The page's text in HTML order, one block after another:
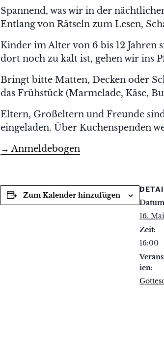
Spannend, was wir in der
Entlang von Rätseln zum Lesen,
Kinder im Alter von 6 bis 12 Jahren
dort noch zu kalt ist, gehen wir ins
Bringt bitte Matten, Decken oder
das Frühstück (Marmelade, Käse,
Eltern, Großeltern und Freunde
eingeladen. Über Kuchenspenden
→ Anmeldebogen
Zum Kalender hinzufügen
16.
Zeit:
16:00
ien: